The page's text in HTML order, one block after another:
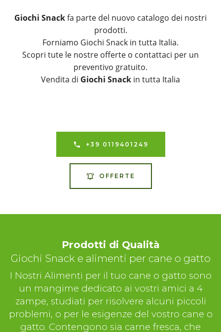
Giochi Snackfa parte del nuovo catalogo dei nostri
prodotti.
Forniamo Giochi Snack in tutta Italia.
Scopri tute le nostre offerte o contattaci per un
preventivo gratuito.
Vendita di Giochi Snack in tutta Italia
+39 0119401249
OFFERTE
Prodotti di Qualità
Giochi Snack e alimenti per cane o gatto
I Nostri Alimenti per il tuo cane o gatto sono
un mangime dedicato ai vostri amici a 4
zampe, studiati per risolvere alcuni piccoli
problemi, o per le esigenze del vostro cane o
gatto. Contengono sia carne fresca, che